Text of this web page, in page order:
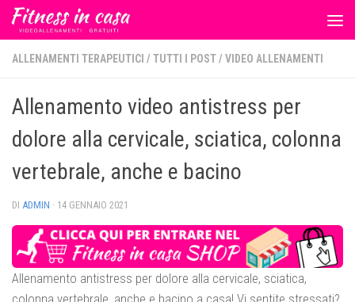
Salta al contenuto
ALLENAMENTI TERAPEUTICI / TUTTI I POST/ VIDEO ALLENAMENTI
Allenamento video antistress per
dolore alla cervicale, sciatica, colonna
vertebrale, anche e bacino
DI ADMIN · 14 GENNAIO 2021
Allenamento antistress per dolore alla cervicale, sciatica,
colonna vertebrale, anche e bacino a casa! Vi sentite stressati?